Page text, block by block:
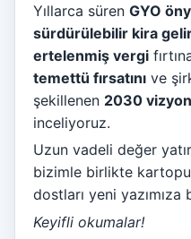
Yıllarca süren GYO
sürdürülebilir kira
ertelenmiş vergi
temettü fırsatını ve
şekillenen 2030
inceliyoruz.
Uzun vadeli değer
bizimle birlikte
dostları yeni yazımıza
Keyifli okumalar!